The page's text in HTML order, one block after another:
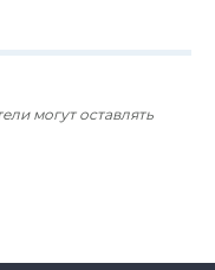
могут оставлять